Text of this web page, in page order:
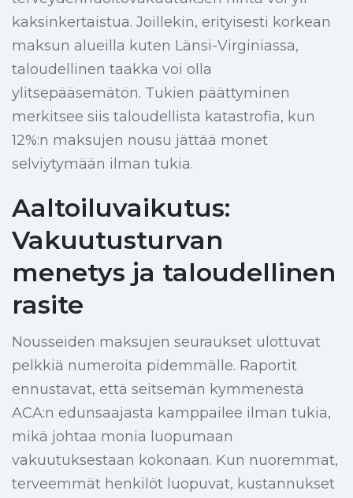
kaksinkertaistua. Joillekin, erityisesti korkean
maksun alueilla kuten Länsi-Virginiassa,
taloudellinen taakka voi olla
ylitsepääsemätön. Tukien päättyminen
merkitsee siis taloudellista katastrofia, kun
12%:n maksujen nousu jättää monet
selviytymään ilman tukia.
Aaltoiluvaikutus:
Vakuutusturvan
menetys ja taloudellinen
rasite
Nousseiden maksujen seuraukset ulottuvat
pelkkiä numeroita pidemmälle. Raportit
ennustavat, että seitsemän kymmenestä
ACA:n edunsaajasta kamppailee ilman tukia,
mikä johtaa monia luopumaan
vakuutuksestaan kokonaan. Kun nuoremmat,
terveemmät henkilöt luopuvat, kustannukset